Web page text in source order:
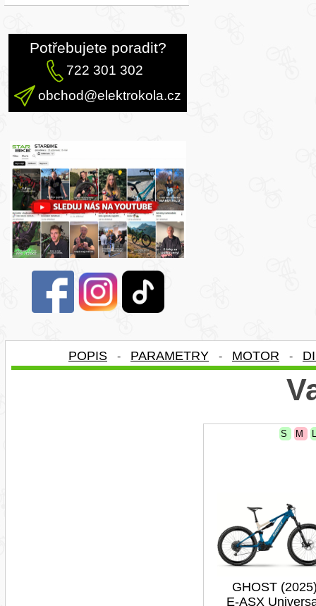
Potřebujete poradit?
722 301 302
obchod@elektrokola.cz
POPIS - PARAMETRY - MOTOR -
S M
GHOST
E-ASX